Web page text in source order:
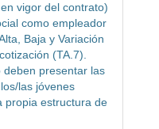
vigor del contrato)
como empleador
Baja y Variación
(TA.7).
deben presentar las
las jóvenes
propia estructura de